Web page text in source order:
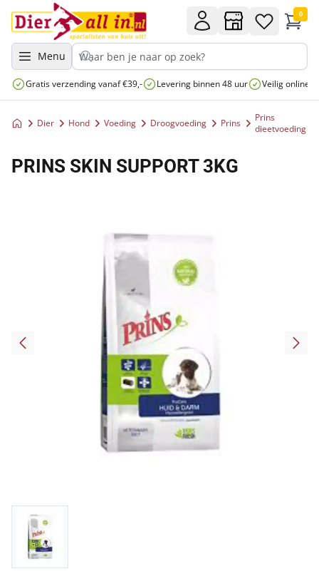
Menu
0
Gratis verzending vanaf €39,- Levering binnen 48 uur Veilig online
Dier Hond Voeding Droogvoeding Prins
Prins
dieetvoeding
PRINS SKIN SUPPORT 3KG